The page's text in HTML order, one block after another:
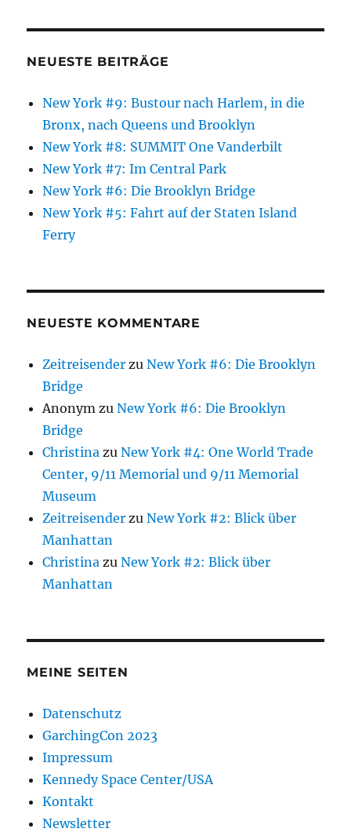
NEUESTE BEITRÄGE
New York #9: Bustour nach Harlem, in die
Bronx, nach Queens und Brooklyn
New York #8: SUMMIT One Vanderbilt
New York #7: Im Central Park
New York #6: Die Brooklyn Bridge
New York #5: Fahrt auf der Staten Island
Ferry
NEUESTE KOMMENTARE
Zeitreisender zuNew York #6: Die Brooklyn
Bridge
Anonym zuNew York #6: Die Brooklyn
Bridge
Christina zuNew York #4: One World Trade
Center, 9/11 Memorial und 9/11 Memorial
Museum
Zeitreisender zuNew York #2: Blick über
Manhattan
Christina zuNew York #2: Blick über
Manhattan
MEINE SEITEN
Datenschutz
GarchingCon 2023
Impressum
Kennedy Space Center/USA
Kontakt
Newsletter